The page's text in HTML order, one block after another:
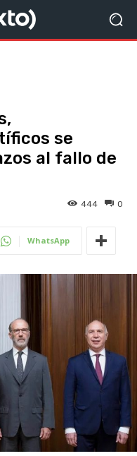
se
al fallo de
0
444
WhatsApp